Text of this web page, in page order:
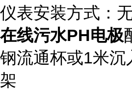
仪表安装方式：
在线污水PH电极
钢流通杯或1米沉
架